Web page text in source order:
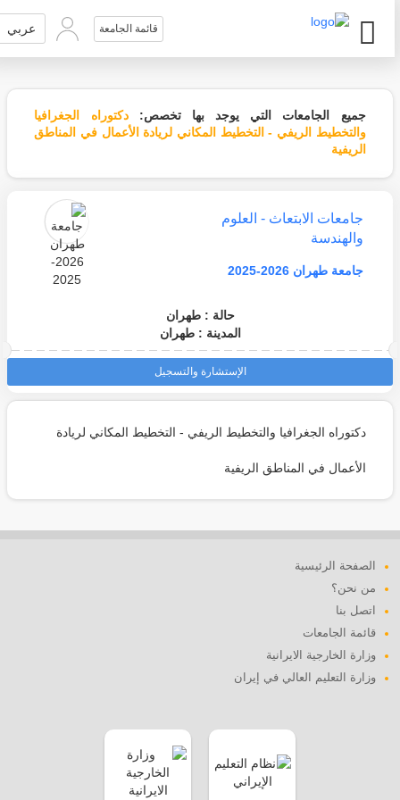
قائمة الجامعة عربي
جميع الجامعات التي يوجد بها تخصص:
دكتوراه الجغرافيا
والتخطيط الريفي - التخطيط المكاني لريادة الأعمال في المناطق
الريفية
جامعات الابتعاث - العلوم
والهندسة
جامعة طهران 2026-2025
حالة : طهران
المدينة : طهران
الإستشارة والتسجيل
دكتوراه الجغرافيا والتخطيط الريفي - التخطيط المكاني لريادة
الأعمال في المناطق الريفية
الصفحة الرئيسية
من نحن؟
اتصل بنا
قائمة الجامعات
وزارة الخارجية الايرانية
وزارة التعليم العالي في إيران